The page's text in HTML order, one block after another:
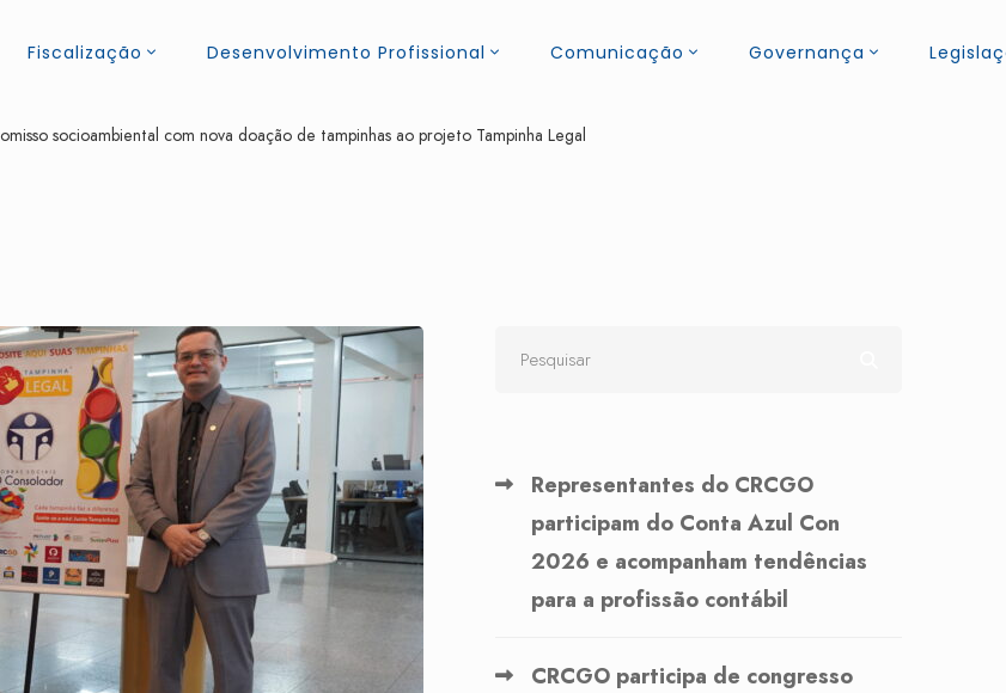
Fiscalização Desenvolvimento Profissional Comunicação Governança
socioambiental com nova doação de tampinhas ao projeto Tampinha Legal
Representantes do CRCGO
participam do Conta Azul Con
2026 e acompanham tendências
para a profissão contábil
CRCGO participa de congresso